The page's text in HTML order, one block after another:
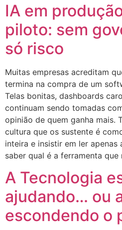
IA em
piloto: sem
só risco
Muitas empresas acreditam
termina na compra de um
Telas bonitas, dashboards
continuam sendo tomadas
opinião de quem ganha mais.
cultura que os sustente é
inteira e insistir em ler apenas
saber qual é a ferramenta
A Tecnologia
ajudando… ou
escondendo o